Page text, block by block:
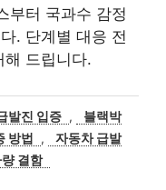
부터 국과수 감정
. 단계별 대응 전
해 드립니다.
발진 입증 ,
블랙박
방법 ,
자동차 급발
량 결함